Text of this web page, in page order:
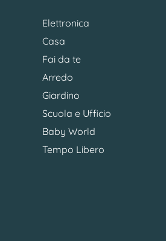
Elettronica
Casa
Fai da te
Arredo
Giardino
Scuola e Ufficio
Baby World
Tempo Libero